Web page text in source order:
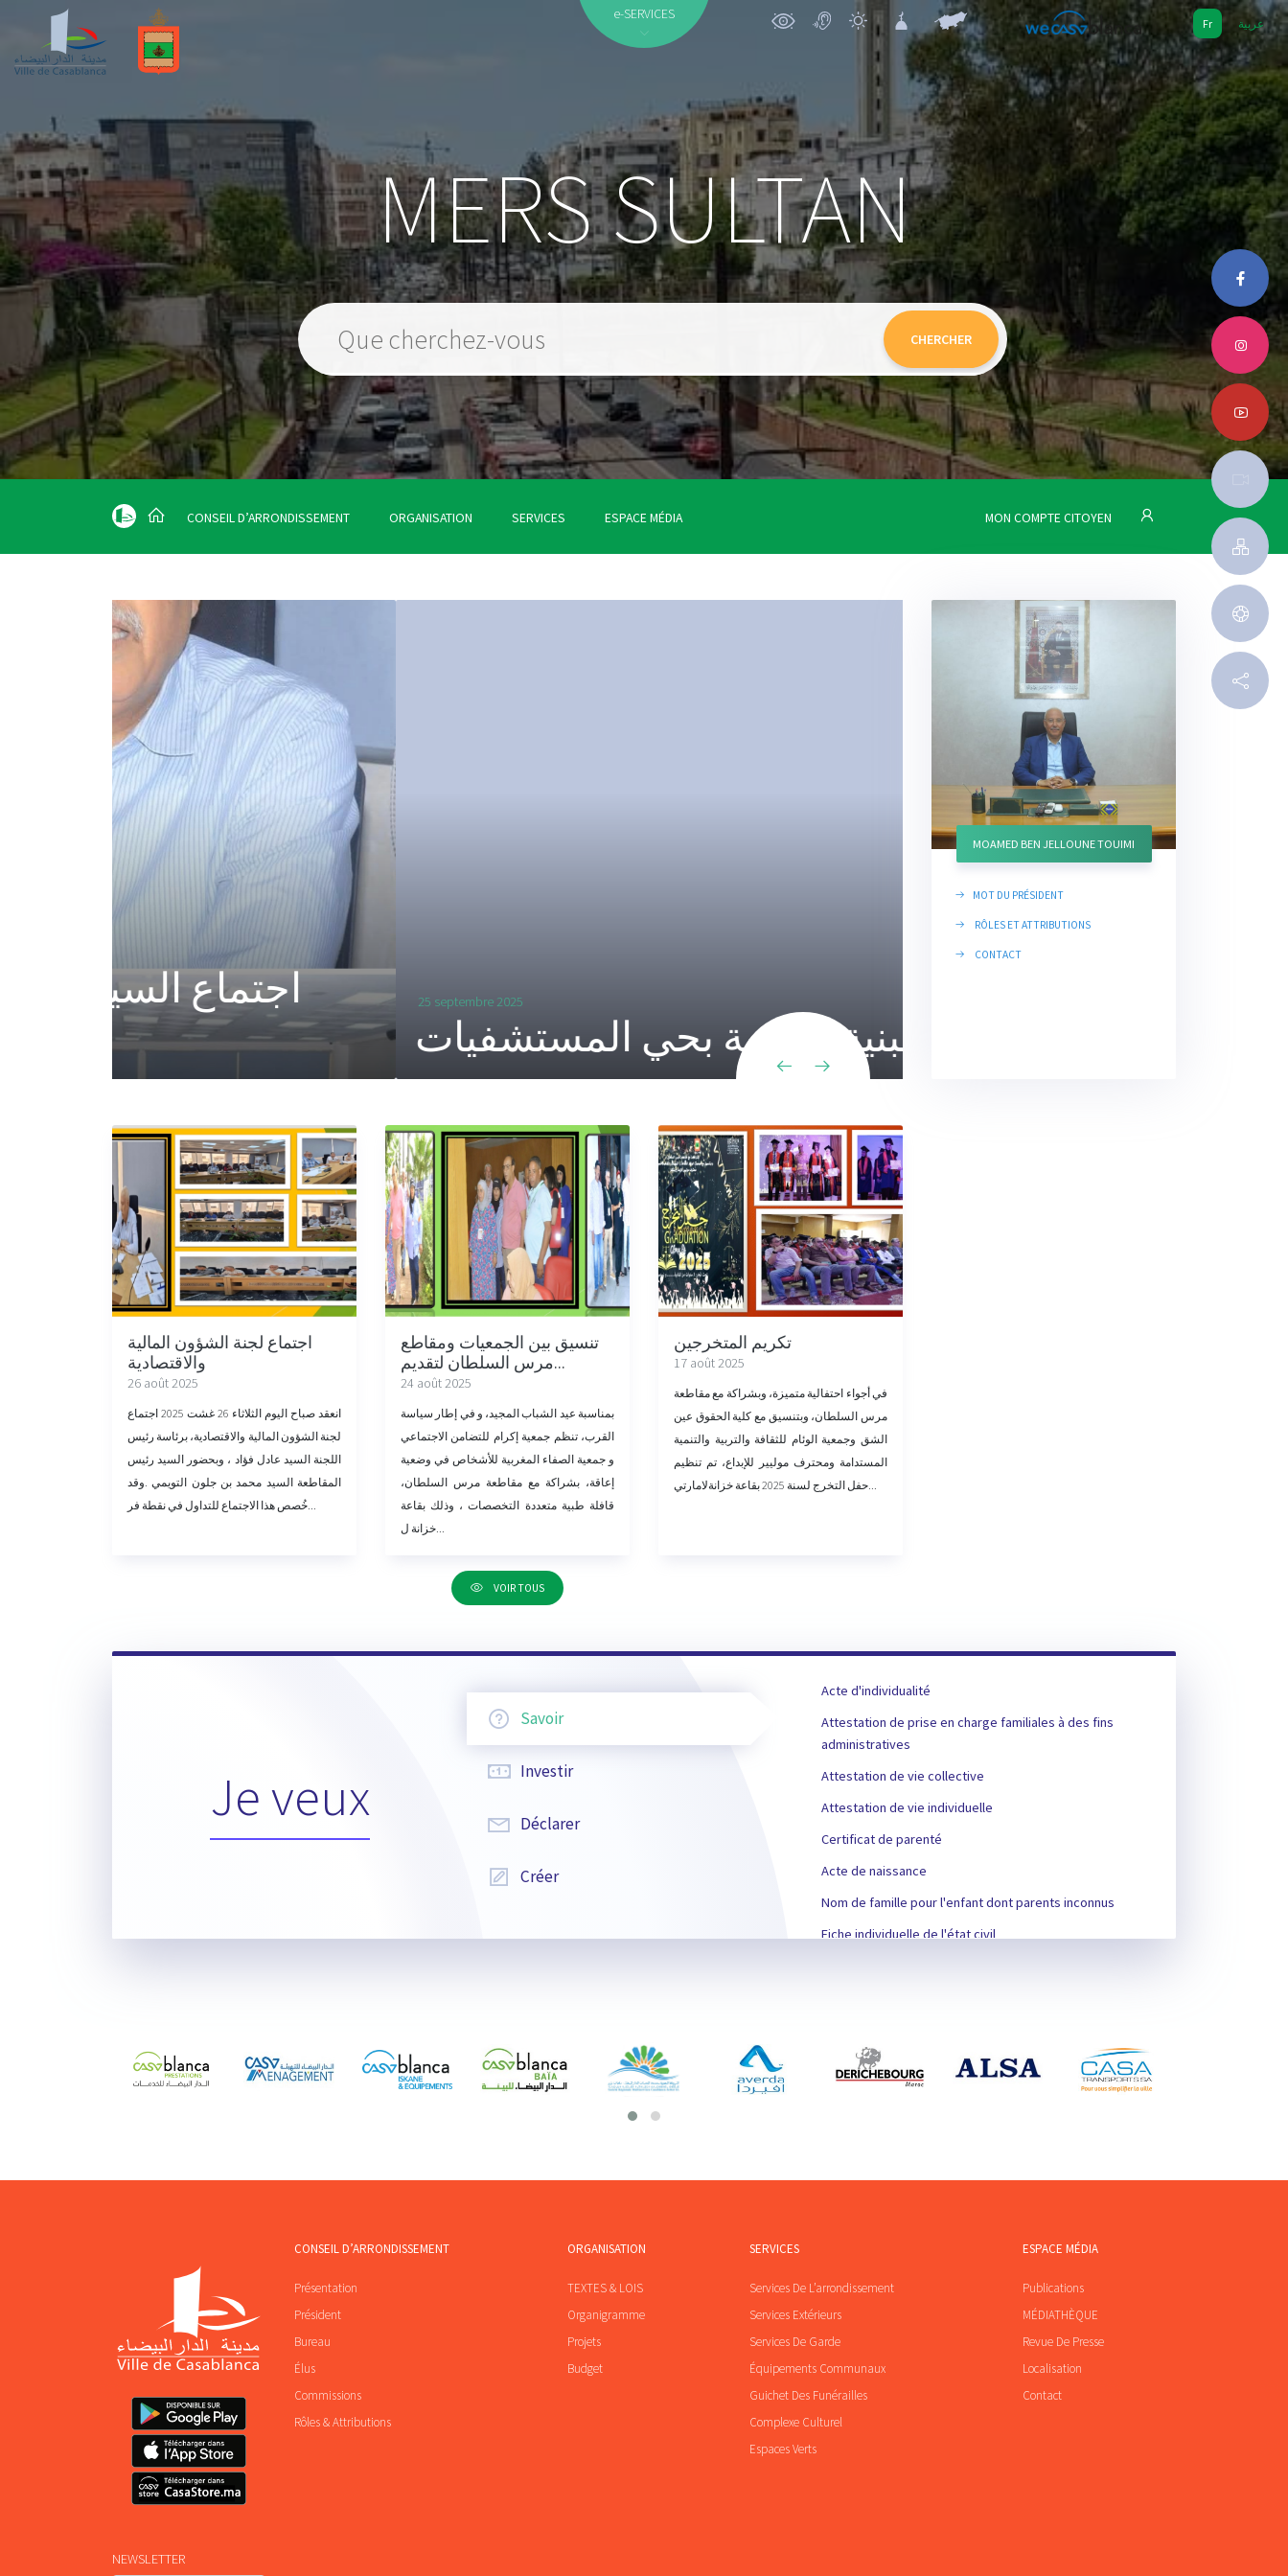
e-SERVICES
Fr عربية
MERS SULTAN
CHERCHER
Veuillez insérer un mot clé...
CONSEIL D’ARRONDISSEMENT ORGANISATION SERVICES ESPACE MÉDIA MON COMPTE CITOYEN
25 septembre 2025
تأهيل البنية التحتية بحي المستشفيات
MOAMED BEN JELLOUNE TOUIMI
MOT DU PRÉSIDENT
RÔLES ET ATTRIBUTIONS
CONTACT
اجتماع لجنة الشؤون المالية
والاقتصادية
26 août 2025
انعقد صباح اليوم الثلاثاء 26 غشت 2025 اجتماع
لجنة الشؤون المالية والاقتصادية، برئاسة رئيس
اللجنة السيد عادل فؤاد ، وبحضور السيد رئيس
المقاطعة السيد محمد بن جلون التويمي .وقد
خُصص هذا الاجتماع للتداول في نقطة فر...
تنسيق بين الجمعيات ومقاطع
مرس السلطان لتقديم...
24 août 2025
بمناسبة عيد الشباب المجيد، و في إطار سياسة
القرب، تنظم جمعية إكرام للتضامن الاجتماعي
و جمعية الصفاء المغربية للأشخاص في وضعية
إعاقة، بشراكة مع مقاطعة مرس السلطان،
قافلة طبية متعددة التخصصات ، وذلك بقاعة
خزانة ل...
تكريم المتخرجين
17 août 2025
في أجواء احتفالية متميزة، وبشراكة مع مقاطعة
مرس السلطان، وبتنسيق مع كلية الحقوق عين
الشق وجمعية الوئام للثقافة والتربية والتنمية
المستدامة ومحترف موليير للإبداع، تم تنظيم
حفل التخرج لسنة 2025 بقاعة خزانةلامارتي...
VOIR TOUS
Je veux
Savoir
Investir
Déclarer
Créer
Acte d'individualité
Attestation de prise en charge familiales à des fins
administratives
Attestation de vie collective
Attestation de vie individuelle
Certificat de parenté
Acte de naissance
Nom de famille pour l'enfant dont parents inconnus
Fiche individuelle de l'état civil
Certificat du célibat
NEWSLETTER
CONSEIL D’ARRONDISSEMENT
Présentation
Président
Bureau
Élus
Commissions
Rôles & Attributions
ORGANISATION
TEXTES & LOIS
Organigramme
Projets
Budget
SERVICES
Services De L’arrondissement
Services Extérieurs
Services De Garde
Équipements Communaux
Guichet Des Funérailles
Complexe Culturel
Espaces Verts
ESPACE MÉDIA
Publications
MÉDIATHÈQUE
Revue De Presse
Localisation
Contact